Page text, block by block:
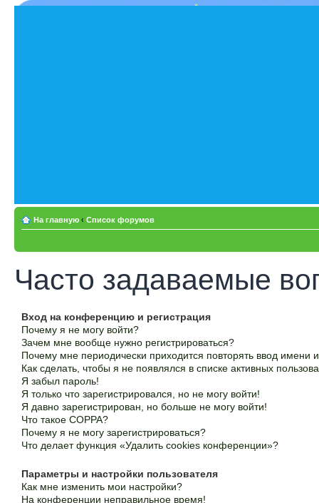
На главную ‹ Список форумов
Часто задаваемые
Вход на конференцию и регистрация
Почему я не могу войти?
Зачем мне вообще нужно регистрироваться?
Почему мне периодически приходится повторять ввод имени
Как сделать, чтобы я не появлялся в списке активных
Я забыл пароль!
Я только что зарегистрировался, но не могу войти!
Я давно зарегистрирован, но больше не могу войти!
Что такое COPPA?
Почему я не могу зарегистрироваться?
Что делает функция «Удалить cookies конференции»?
Параметры и настройки пользователя
Как мне изменить мои настройки?
На конференции неправильное время!